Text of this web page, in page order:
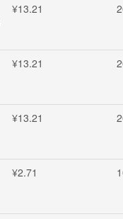
¥13.21
¥13.21
¥13.21
¥2.71